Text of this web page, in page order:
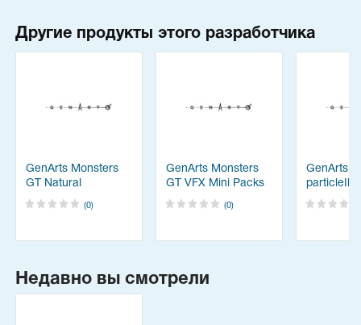
Другие продукты этого разработчика
GenArts Monsters
GT Natural
Phenomena Theme
(0)
GenArts Monsters
GT VFX Mini Packs
(0)
GenArts
Недавно вы смотрели